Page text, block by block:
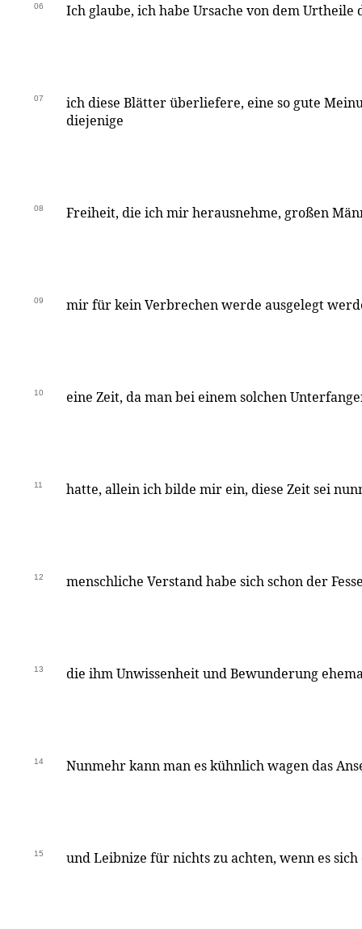
06 Ich glaube, ich habe Ursache von dem Urtheile
07
ich diese Blätter überliefere, eine so gute
diejenige
08 Freiheit, die ich mir herausnehme, großen
09 mir für kein Verbrechen werde ausgelegt
10 eine Zeit, da man bei einem solchen
11 hatte, allein ich bilde mir ein, diese Zeit sei
12 menschliche Verstand habe sich schon der
13 die ihm Unwissenheit und Bewunderung
14 Nunmehr kann man es kühnlich wagen das
15 und Leibnize für nichts zu achten, wenn es